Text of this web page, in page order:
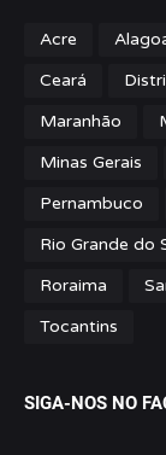
Acre
Ceará
Maranhão
Minas Gerais
Pernambuco
Rio Grande do
Roraima
Tocantins
SIGA-NOS NO